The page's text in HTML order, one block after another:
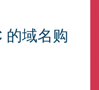
的域名购